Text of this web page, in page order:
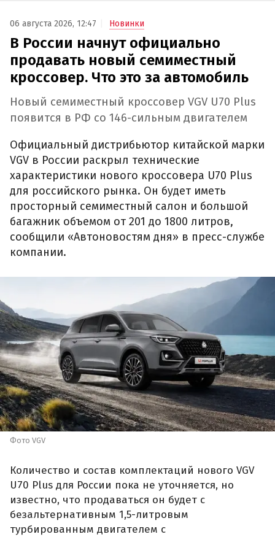
06 августа 2026, 12:47 Новинки
В России начнут официально
продавать новый семиместный
кроссовер. Что это за автомобиль
Новый семиместный кроссовер VGV U70 Plus
появится в РФ со 146-сильным двигателем
Официальный дистрибьютор китайской марки
VGV в России раскрыл технические
характеристики нового кроссовера U70 Plus
для российского рынка. Он будет иметь
просторный семиместный салон и большой
багажник объемом от 201 до 1800 литров,
сообщили «Автоновостям дня» в пресс-службе
компании.
Фото VGV
Количество и состав комплектаций нового VGV
U70 Plus для России пока не уточняется, но
известно, что продаваться он будет с
безальтернативным 1,5-литровым
турбированным двигателем с